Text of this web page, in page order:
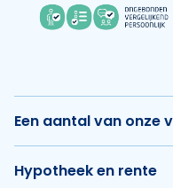
Een aantal van onze
Hypotheek en rente